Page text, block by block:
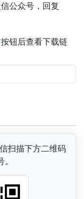
公众号，回复
钮后查看下载链
扫描下方二维码